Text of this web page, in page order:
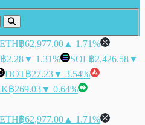
ETH฿62,977.00 ▲ 1.71%
฿2.28▼ 1.31% SOL฿2,426.58▼
DOT฿27.23▼ 3.54%
฿269.03▼ 0.64%
ETH฿62,977.00 ▲ 1.71%